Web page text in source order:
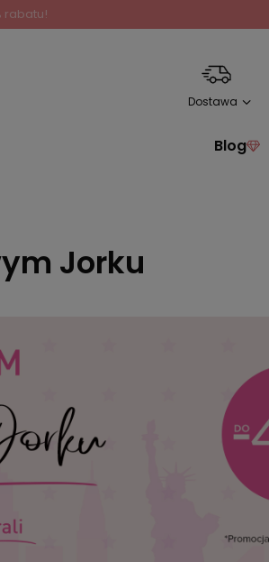
rabatu!
Dostawa
Blog
Jorku